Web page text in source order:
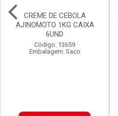
CREME DE CEBOLA
AJINOMOTO 1KG CAIXA
6UND
Código: 13659
Embalagem: Saco